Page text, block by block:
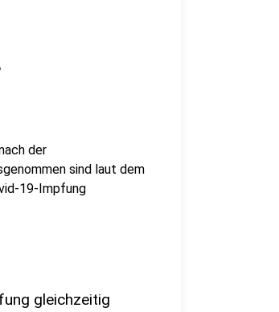
der
sind laut dem
19-Impfung
gleichzeitig